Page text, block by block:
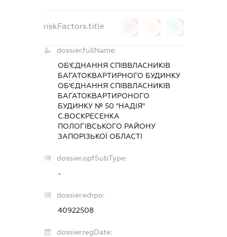
riskFactors.title
dossier.fullName:
ОБ'ЄДНАННЯ СПІВВЛАСНИКІВ
БАГАТОКВАРТИРНОГО БУДИНКУ
ОБ'ЄДНАННЯ СПІВВЛАСНИКІВ
БАГАТОКВАРТИРОНОГО
БУДИНКУ № 50 "НАДІЯ"
С.ВОСКРЕСЕНКА
ПОЛОГІВСЬКОГО РАЙОНУ
ЗАПОРІЗЬКОЇ ОБЛАСТІ
dossier.opfSubType:
-
dossier.edrpo:
40922508
dossier.regDate: